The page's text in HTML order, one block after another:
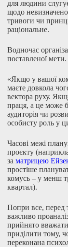
для людини
щодо
тривоги чи
раціональне.
Водночас
поставленої мети.
«Якщо у вашої
маєте довкола
вектора руху.
праця, а це може
аудиторія чи
особисту роль у
Часові межі
проєкту
за матрицею
простіше
комусь – у менш
квартал).
Попри все, перед
важливо
прийнято
приділити тому,
переконана